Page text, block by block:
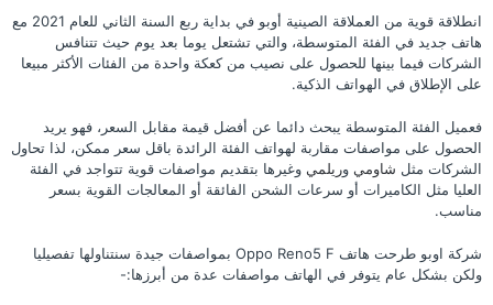
انطلاقة قوية من العملاقة الصينية أوبو في بداية ربع السنة الثاني للعام 2021 مع
هاتف جديد في الفئة المتوسطة، والتي تشتعل يوما بعد يوم حيث تتنافس
الشركات فيما بينها للحصول على نصيب من كعكة واحدة من الفئات الأكثر مبيعا
على الإطلاق في الهواتف الذكية.
فعميل الفئة المتوسطة يبحث دائما عن أفضل قيمة مقابل السعر، فهو يريد
الحصول على مواصفات مقاربة لهواتف الفئة الرائدة باقل سعر ممكن، لذا تحاول
الشركات مثل شاومي وريلمي وغيرها بتقديم مواصفات قوية تتواجد في الفئة
العليا مثل الكاميرات أو سرعات الشحن الفائقة أو المعالجات القوية بسعر
مناسب.
شركة اوبو طرحت هاتف Oppo Reno5 F بمواصفات جيدة سنتناولها تفصيليا
ولكن بشكل عام يتوفر في الهاتف مواصفات عدة من أبرزها:-